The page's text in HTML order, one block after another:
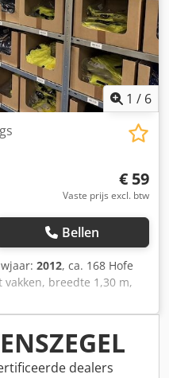
1 / 6
€ 59
Vaste prijs excl. btw
Bellen
2012, ca. 168 Hofe
breedte 1,30 m,
m – gebruikt: Prijs af
verpakt en geladen.
5 vakken): € 99,- Per
5 vakken): tot 20
21
dealers